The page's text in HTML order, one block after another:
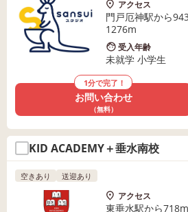
アクセス
門戸厄神駅から
1276m
受入年齢
未就学 小学生
1分で完了！
お問い合わせ
（無料）
KID ACADEMY＋垂水南校
空きあり 送迎あり
アクセス
東垂水駅から